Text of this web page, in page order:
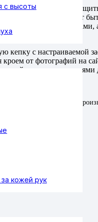
с высоты
кожей рук
для обеспечения
она и не может
кепку с настраиваемой
кроем от фотографий на
шлем с